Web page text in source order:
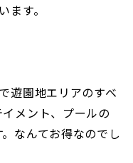
す。
遊園地エリアのすべ
メント、プールの
なんてお得なのでし